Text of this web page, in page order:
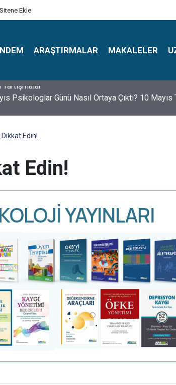
Sitene Ekle
ARAŞTIRMALAR MAKALELER
Psikologlar Günü Nasıl Ortaya Çıktı? 10
Edin!
Edin!